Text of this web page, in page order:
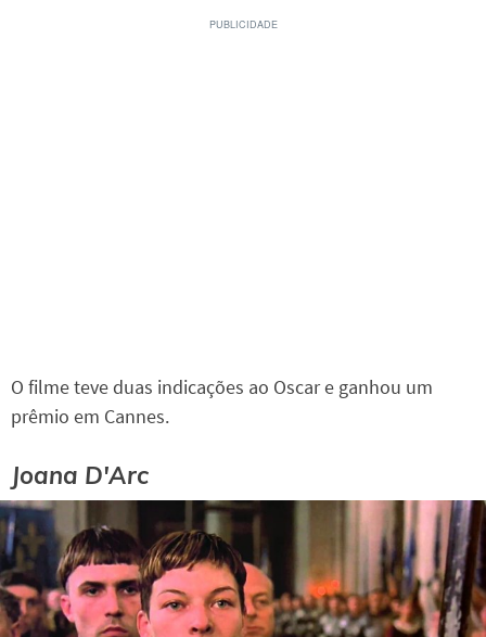
O filme teve duas indicações ao Oscar e ganhou um
prêmio em Cannes.
Joana D'Arc